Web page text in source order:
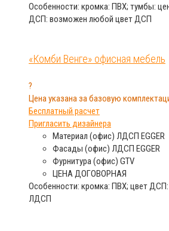
Особенности: кромка: ПВХ; тумбы:
ДСП: возможен любой цвет ДСП
«Комби Венге» офисная мебель
?
Цена указана за базовую
Бесплатный расчет
Пригласить дизайнера
Материал (офис) ЛДСП EGGER
Фасады (офис) ЛДСП EGGER
Фурнитура (офис) GTV
ЦЕНАДОГОВОРНАЯ
Особенности: кромка: ПВХ; цвет
ЛДСП